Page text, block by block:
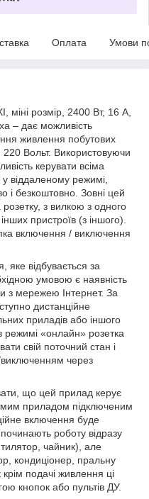
Оплата Умови
міні розмір, 2400 Вт, 16 А,
– дає можливість
живлення побутових
Вольт. Використовуючи
керувати всіма
віддаленому режимі,
і безкоштовно. Зовні цей
з вилкою з одного
пристроїв (з іншого).
включення / виключення
яке відбувається за
умовою є наявність
з мережею Інтернет. За
дистанційне
приладів або іншого
режимі «онлайн» розетка
свій поточний стан і
через
що цей прилад керує
приладом підключеним
включення буде
роботу відразу
чайник), але
кондиціонер, пральну
подачі живлення ці
кнопок або пультів ДУ.